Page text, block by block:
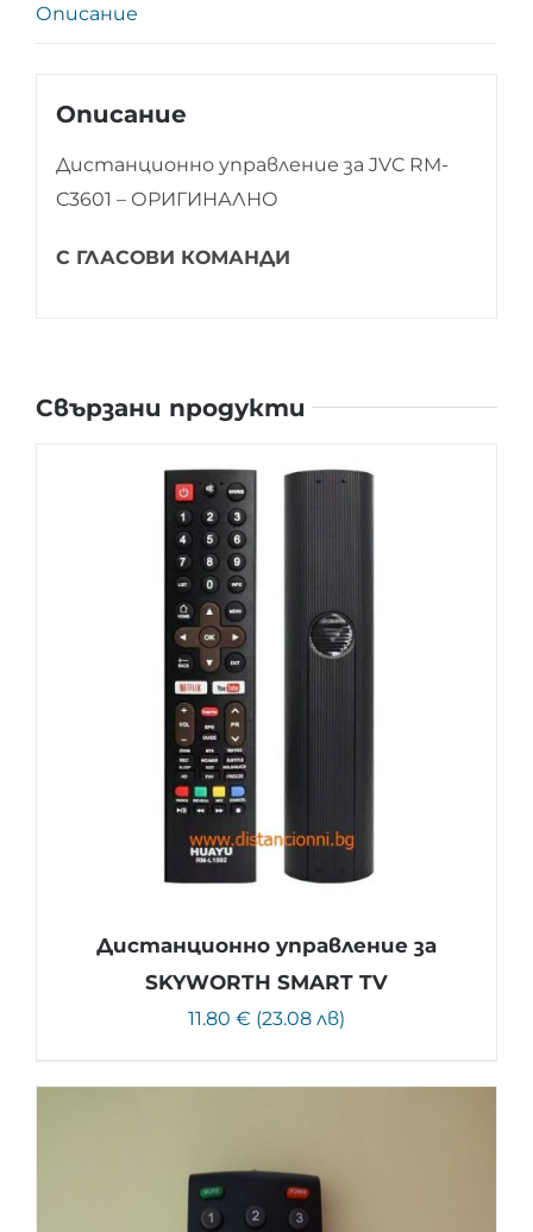
Описание
Описание
Дистанционно управление за JVC RM-
C3601 – ОРИГИНАЛНО
С ГЛАСОВИ КОМАНДИ
Свързани продукти
Дистанционно управление за
SKYWORTH SMART TV
11.80 € (23.08 лв)